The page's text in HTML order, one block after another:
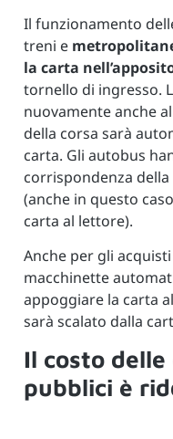
Il funzionamento
treni e
la carta
tornello di ingresso.
nuovamente anche
della corsa sarà
carta. Gli autobus
corrispondenza
(anche in questo
carta al lettore).
Anche per gli
macchinette
appoggiare la carta
sarà scalato dalla
Il costo delle
pubblici è